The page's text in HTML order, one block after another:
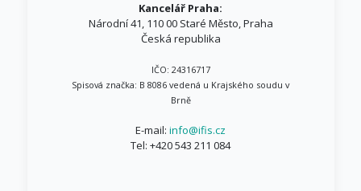
Kancelář Praha:
Národní 41, 110 00 Staré Město, Praha
Česká republika
IČO: 24316717
Spisová značka: B 8086 vedená u Krajského soudu v
Brně
E-mail: info@ifis.cz
Tel: +420 543 211 084